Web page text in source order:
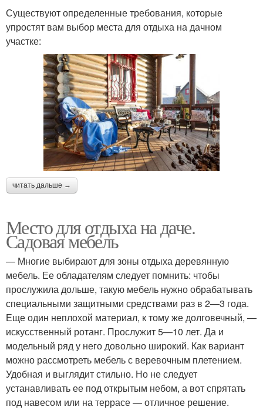
Существуют определенные требования, которые
упростят вам выбор места для отдыха на дачном
участке:
читать дальше →
Место для отдыха на даче.
Садовая мебель
— Многие выбирают для зоны отдыха деревянную
мебель. Ее обладателям следует помнить: чтобы
прослужила дольше, такую мебель нужно обрабатывать
специальными защитными средствами раз в 2—3 года.
Еще один неплохой материал, к тому же долговечный, —
искусственный ротанг. Прослужит 5—10 лет. Да и
модельный ряд у него довольно широкий. Как вариант
можно рассмотреть мебель с веревочным плетением.
Удобная и выглядит стильно. Но не следует
устанавливать ее под открытым небом, а вот спрятать
под навесом или на террасе — отличное решение.